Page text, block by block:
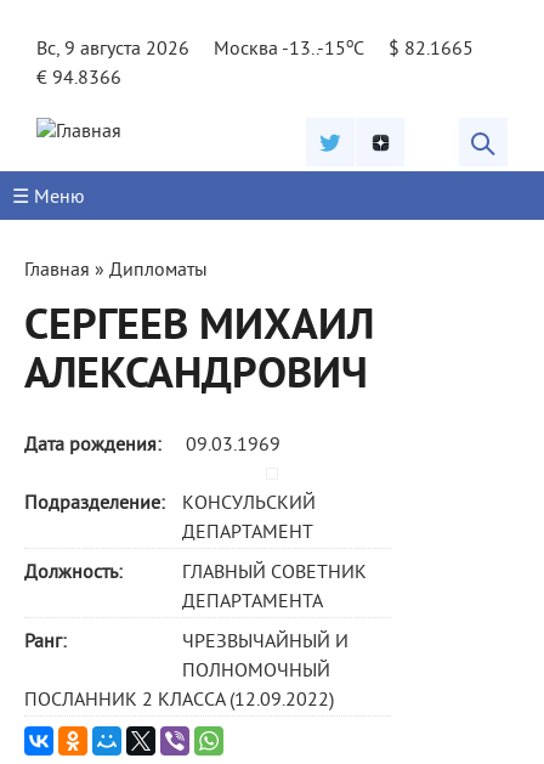
Вс, 9 августа 2026
Москва -13..-15oC
$ 82.1665
€ 94.8366
☰ Меню
Вы
здесь
Главная » Дипломаты
СЕРГЕЕВ МИХАИЛ
АЛЕКСАНДРОВИЧ
Дата рождения: 09.03.1969
Подразделение:
КОНСУЛЬСКИЙ
ДЕПАРТАМЕНТ
Должность:
ГЛАВНЫЙ СОВЕТНИК
ДЕПАРТАМЕНТА
Ранг:
ЧРЕЗВЫЧАЙНЫЙ И
ПОЛНОМОЧНЫЙ
ПОСЛАННИК 2 КЛАССА (12.09.2022)